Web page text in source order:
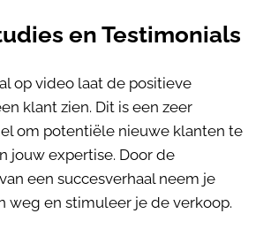
en Testimonials
op video laat de positieve
klant zien. Dit is een zeer
om potentiële nieuwe klanten te
jouw expertise. Door de
een succesverhaal neem je
weg en stimuleer je de verkoop.